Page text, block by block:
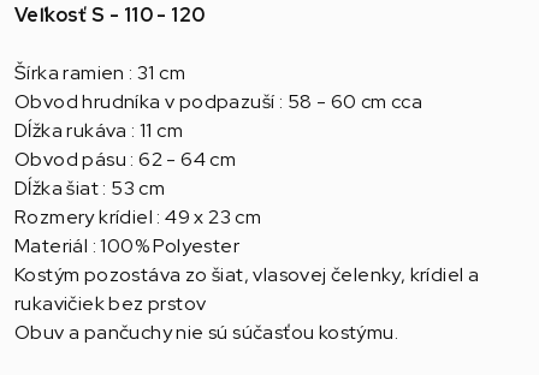
Veľkosť S - 110 - 120
Šírka ramien : 31 cm
Obvod hrudníka v podpazuší : 58 - 60 cm cca
Dĺžka rukáva : 11 cm
Obvod pásu : 62 - 64 cm
Dĺžka šiat : 53 cm
Rozmery krídiel : 49 x 23 cm
Materiál : 100% Polyester
Kostým pozostáva zo šiat, vlasovej čelenky, krídiel a
rukavičiek bez prstov
Obuv a pančuchy nie sú súčasťou kostýmu.